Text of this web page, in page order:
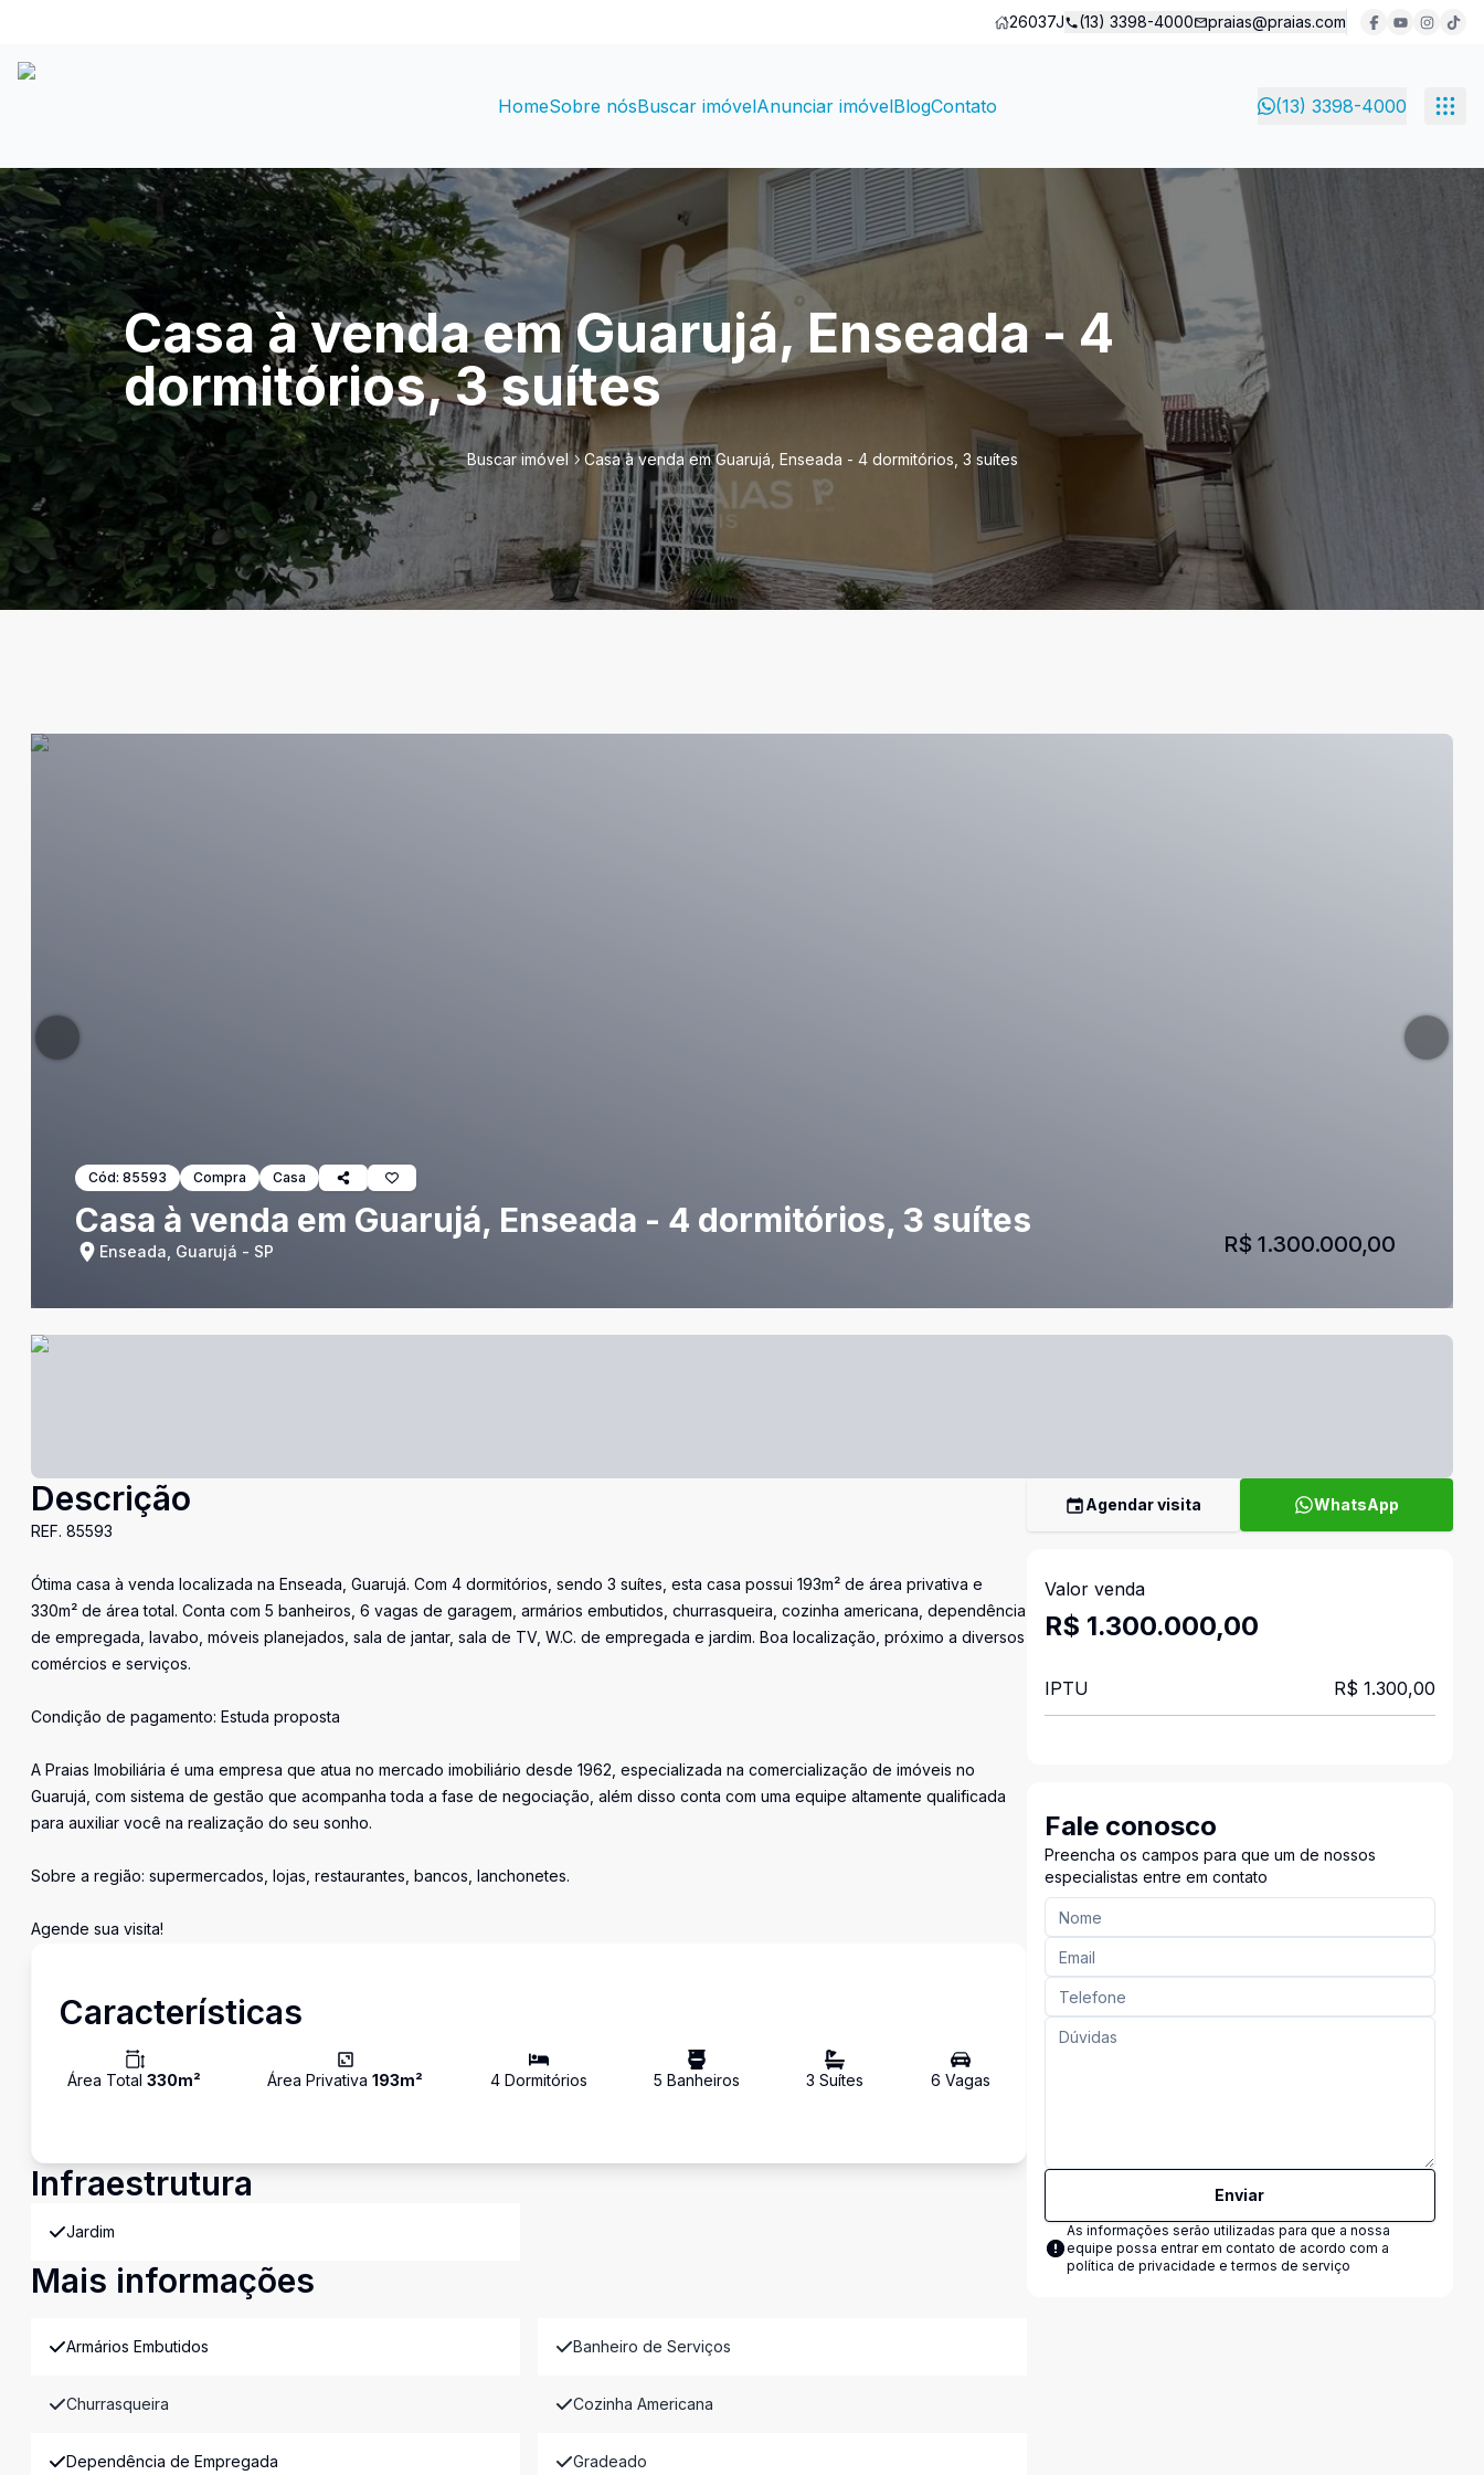
26037J (13) 3398-4000 praias@praias.com
HomeSobre nósBuscar imóvelAnunciar imóvelBlogContato (13) 3398-4000
Casa à venda em Guarujá, Enseada - 4
dormitórios, 3 suítes
Buscar imóvel Casa à venda em Guarujá, Enseada - 4 dormitórios, 3 suítes
Cód: 85593 Compra Casa
Casa à venda em Guarujá, Enseada - 4 dormitórios, 3 suítes
Enseada, Guarujá - SP R$ 1.300.000,00
Descrição
REF. 85593
Ótima casa à venda localizada na Enseada, Guarujá. Com 4 dormitórios, sendo 3 suítes, esta casa possui 193m² de área privativa e
330m² de área total. Conta com 5 banheiros, 6 vagas de garagem, armários embutidos, churrasqueira, cozinha americana, dependência
de empregada, lavabo, móveis planejados, sala de jantar, sala de TV, W.C. de empregada e jardim. Boa localização, próximo a diversos
comércios e serviços.
Condição de pagamento: Estuda proposta
A Praias Imobiliária é uma empresa que atua no mercado imobiliário desde 1962, especializada na comercialização de imóveis no
Guarujá, com sistema de gestão que acompanha toda a fase de negociação, além disso conta com uma equipe altamente qualificada
para auxiliar você na realização do seu sonho.
Sobre a região: supermercados, lojas, restaurantes, bancos, lanchonetes.
Agende sua visita!
Características
Área Total 330m² Área Privativa193m² 4Dormitórios 5 Banheiros 3 Suítes 6 Vagas
Infraestrutura
Jardim
Mais informações
Armários Embutidos Banheiro de Serviços
Churrasqueira Cozinha Americana
Dependência de Empregada Gradeado
Agendar visita WhatsApp
Valor venda
R$ 1.300.000,00
IPTU R$ 1.300,00
Fale conosco
Preencha os campos para que um de nossos
especialistas entre em contato
Enviar
As informações serão utilizadas para que a nossa
equipe possa entrar em contato de acordo com a
política de privacidade e termos de serviço